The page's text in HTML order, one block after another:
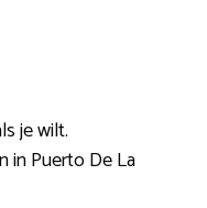
je wilt.
in Puerto De La